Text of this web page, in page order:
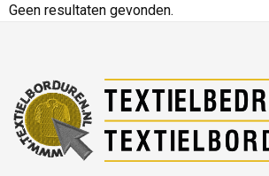
Geen resultaten gevonden.